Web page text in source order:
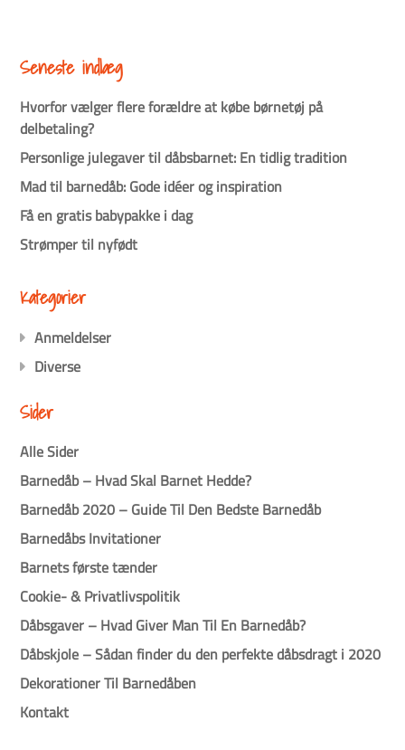
Seneste indlæg
Hvorfor vælger flere forældre at købe børnetøj på
delbetaling?
Personlige julegaver til dåbsbarnet: En tidlig tradition
Mad til barnedåb: Gode idéer og inspiration
Få en gratis babypakke i dag
Strømper til nyfødt
Kategorier
Anmeldelser
Diverse
Sider
Alle Sider
Barnedåb – Hvad Skal Barnet Hedde?
Barnedåb 2020 – Guide Til Den Bedste Barnedåb
Barnedåbs Invitationer
Barnets første tænder
Cookie- & Privatlivspolitik
Dåbsgaver – Hvad Giver Man Til En Barnedåb?
Dåbskjole – Sådan finder du den perfekte dåbsdragt i 2020
Dekorationer Til Barnedåben
Kontakt